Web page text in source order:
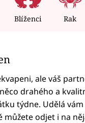
Blíženci Rak
ale váš
drahého a
týdne. Udělá
můžete odjet i na